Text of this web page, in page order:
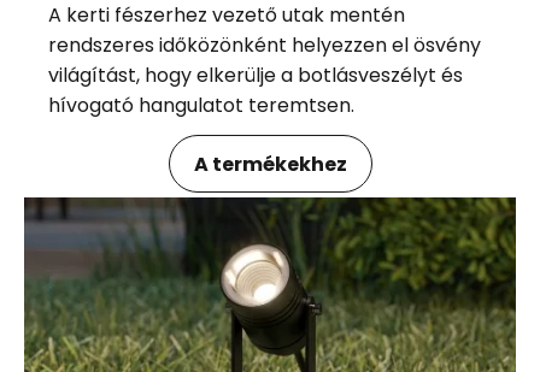
A kerti fészerhez vezető utak mentén
rendszeres időközönként helyezzen el ösvény
világítást, hogy elkerülje a botlásveszélyt és
hívogató hangulatot teremtsen.
A termékekhez